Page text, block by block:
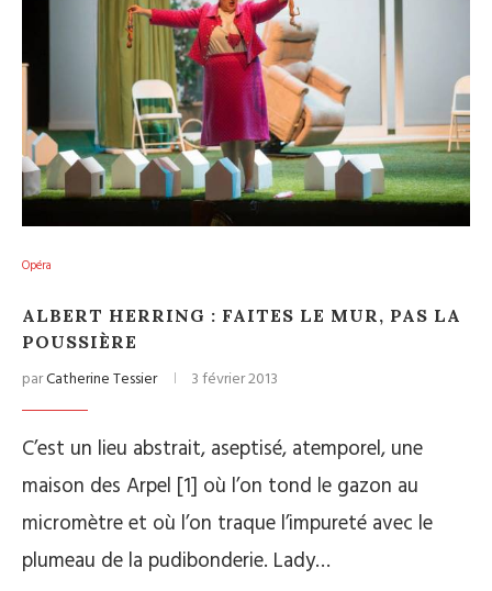
Opéra
ALBERT HERRING : FAITES LE MUR, PAS LA
POUSSIÈRE
parCatherine Tessier 3 février 2013
C’est un lieu abstrait, aseptisé, atemporel, une
maison des Arpel [1] où l’on tond le gazon au
micromètre et où l’on traque l’impureté avec le
plumeau de la pudibonderie. Lady…